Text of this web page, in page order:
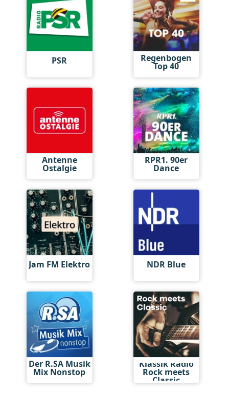
PSR Regenbogen
Top 40
Antenne
Ostalgie
RPR1. 90er
Dance
Jam FM Elektro NDR Blue
Der R.SA Musik
Mix Nonstop
Klassik Radio
Rock meets
Classic